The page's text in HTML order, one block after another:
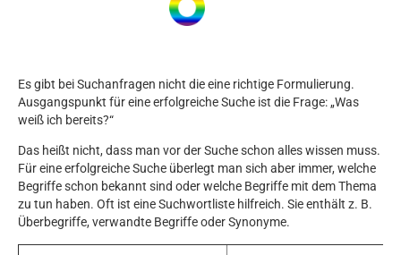
Es gibt bei Suchanfragen nicht die eine richtige Formulierung.
Ausgangspunkt für eine erfolgreiche Suche ist die Frage: „Was
weiß ich bereits?“
Das heißt nicht, dass man vor der Suche schon alles wissen muss.
Für eine erfolgreiche Suche überlegt man sich aber immer, welche
Begriffe schon bekannt sind oder welche Begriffe mit dem Thema
zu tun haben. Oft ist eine Suchwortliste hilfreich. Sie enthält z. B.
Überbegriffe, verwandte Begriffe oder Synonyme.